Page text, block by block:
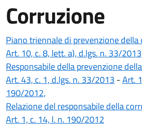
Corruzione
Piano triennale di prevenzione
Art. 10, c. 8, lett. a), d.lgs. n. 33/2013
Responsabile della prevenzione
Art. 43, c. 1, d.lgs. n. 33/2013 (apre
-Art.
190/2012,
Relazione del responsabile della
Art. 1, c. 14, l. n. 190/2012